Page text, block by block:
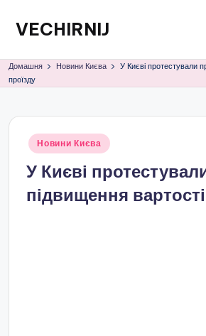
Перейти
вмісту
VECHIRNIJ
Домашня Новини Києва
У Києві протестували
проїзду
Опубліковано
Новини Києва
У Києві
підвищення